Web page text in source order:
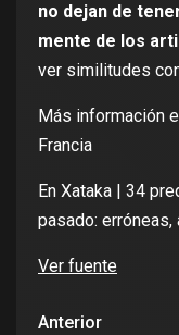
no dejan de
mente de los
ver similitudes
Más información
Francia
En Xataka | 34
pasado:
Ver fuente
Anterior